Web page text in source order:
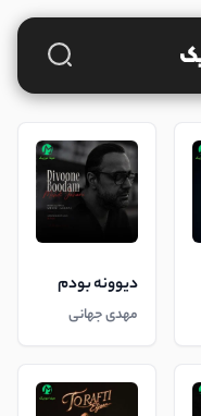
دیوونه بودم
مهدی جهانی